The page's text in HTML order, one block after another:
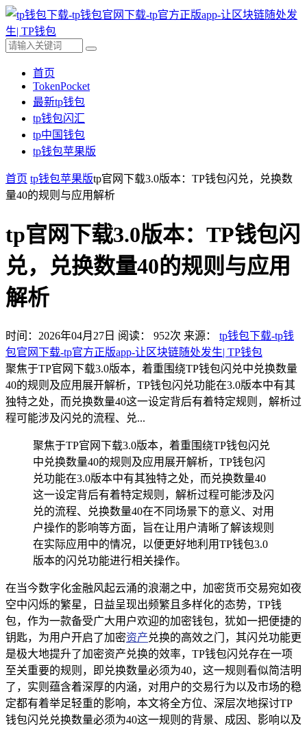
首页
TokenPocket
最新tp钱包
tp钱包闪汇
tp中国钱包
tp钱包苹果版
首页 tp钱包苹果版tp官网下载3.0版本：TP钱包闪兑，兑换数
量40的规则与应用解析
tp官网下载3.0版本：TP钱包闪
兑，兑换数量40的规则与应用
解析
时间：2026年04月27日 阅读： 952次 来源： tp钱包下载-tp钱
包官网下载-tp官方正版app-让区块链随处发生| TP钱包
聚焦于TP官网下载3.0版本，着重围绕TP钱包闪兑中兑换数量
40的规则及应用展开解析，TP钱包闪兑功能在3.0版本中有其
独特之处，而兑换数量40这一设定背后有着特定规则，解析过
程可能涉及闪兑的流程、兑...
聚焦于TP官网下载3.0版本，着重围绕TP钱包闪兑
中兑换数量40的规则及应用展开解析，TP钱包闪
兑功能在3.0版本中有其独特之处，而兑换数量40
这一设定背后有着特定规则，解析过程可能涉及闪
兑的流程、兑换数量40在不同场景下的意义、对用
户操作的影响等方面，旨在让用户清晰了解该规则
在实际应用中的情况，以便更好地利用TP钱包3.0
版本的闪兑功能进行相关操作。
在当今数字化金融风起云涌的浪潮之中，加密货币交易宛如夜
空中闪烁的繁星，日益呈现出频繁且多样化的态势，TP钱
包，作为一款备受广大用户欢迎的加密钱包，犹如一把便捷的
钥匙，为用户开启了加密资产兑换的高效之门，其闪兑功能更
是极大地提升了加密资产兑换的效率，TP钱包闪兑存在一项
至关重要的规则，即兑换数量必须为40，这一规则看似简洁明
了，实则蕴含着深厚的内涵，对用户的交易行为以及市场的稳
定都有着举足轻重的影响，本文将全方位、深层次地探讨TP
钱包闪兑兑换数量必须为40这一规则的背景、成因、影响以及